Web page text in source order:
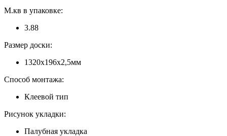
М.кв в упаковке:
3.88
Размер доски:
1320x196x2,5мм
Способ монтажа:
Клеевой тип
Рисунок укладки:
Палубная укладка